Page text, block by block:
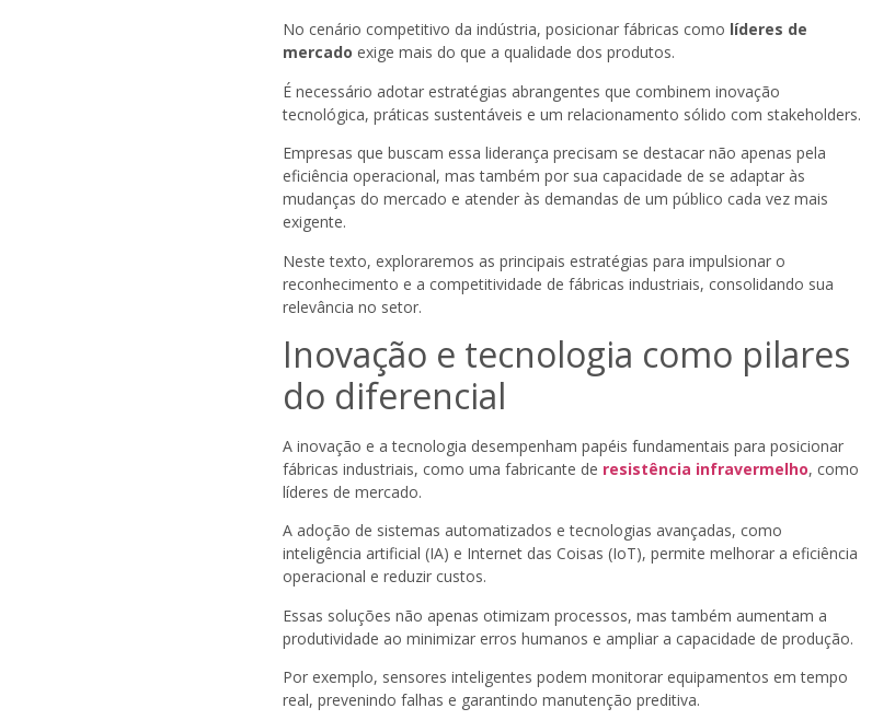
No cenário competitivo da indústria, posicionar fábricas como líderes de
mercado exige mais do que a qualidade dos produtos.
É necessário adotar estratégias abrangentes que combinem inovação
tecnológica, práticas sustentáveis e um relacionamento sólido com stakeholders.
Empresas que buscam essa liderança precisam se destacar não apenas pela
eficiência operacional, mas também por sua capacidade de se adaptar às
mudanças do mercado e atender às demandas de um público cada vez mais
exigente.
Neste texto, exploraremos as principais estratégias para impulsionar o
reconhecimento e a competitividade de fábricas industriais, consolidando sua
relevância no setor.
Inovação e tecnologia como pilares
do diferencial
A inovação e a tecnologia desempenham papéis fundamentais para posicionar
fábricas industriais, como uma fabricante de resistência infravermelho, como
líderes de mercado.
A adoção de sistemas automatizados e tecnologias avançadas, como
inteligência artificial (IA) e Internet das Coisas (IoT), permite melhorar a eficiência
operacional e reduzir custos.
Essas soluções não apenas otimizam processos, mas também aumentam a
produtividade ao minimizar erros humanos e ampliar a capacidade de produção.
Por exemplo, sensores inteligentes podem monitorar equipamentos em tempo
real, prevenindo falhas e garantindo manutenção preditiva.